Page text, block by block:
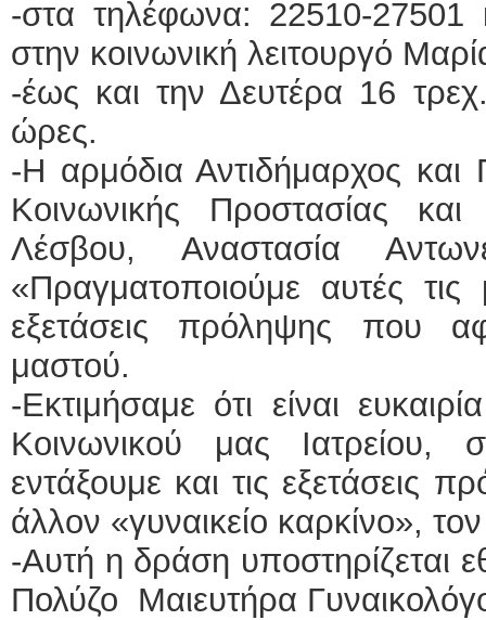
-στα τηλέφωνα: 22510-
στην κοινωνική λειτουργό
-έως και την Δευτέρα 16
ώρες.
-Η αρμόδια Αντιδήμαρχος
Κοινωνικής Προστασίας
Λέσβου, Αναστασία
«Πραγματοποιούμε αυτές
εξετάσεις πρόληψης που
μαστού.
-Εκτιμήσαμε ότι είναι
Κοινωνικού μας
εντάξουμε και τις εξετάσεις
άλλον «γυναικείο καρκίνο»,
-Αυτή η δράση υποστηρίζεται
Πολύζο Μαιευτήρα